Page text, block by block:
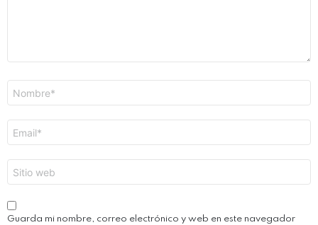
electrónico
*
Guarda mi nombre, correo electrónico y web en este navegador